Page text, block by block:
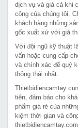
dịch vụ và giá cả khi
công của chúng tôi.
khách hàng những
gốc xuất xứ với giá
Với đội ngũ kỹ thuật
vấn hoặc cung cấp
và chính xác để quý
thông thái nhất.
Thietbidiencamtay
tiện, đảm bảo cho
phẩm giá rẻ của
kiệm thời gian và